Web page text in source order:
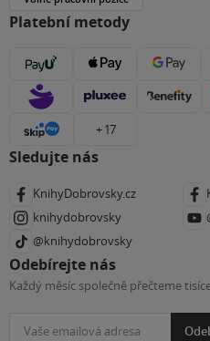
Platební metody
+ 17
Sledujte nás
KnihyDobrovsky.cz
knihydobrovsky
@knihydobrovsky
Odebírejte nás
Každý měsíc společně přečteme